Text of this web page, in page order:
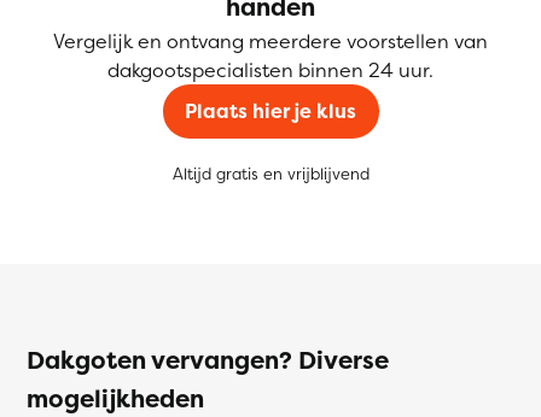
Vergelijk en ontvang meerdere voorstellen van
dakgootspecialisten binnen 24 uur.
Plaats hier je klus
Altijd gratis en vrijblijvend
Dakgoten vervangen? Diverse
mogelijkheden